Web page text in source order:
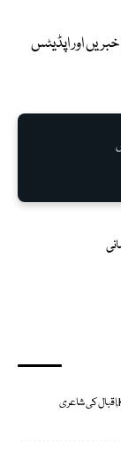
خبریں اور اپڈیٹس
اقبال کی شاعری